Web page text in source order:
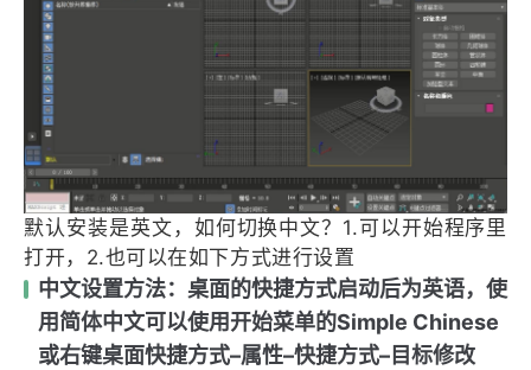
默认安装是英文，如何切换中文？1.可以开始程序里
打开，2.也可以在如下方式进行设置
中文设置方法：桌面的快捷方式启动后为英语，使
用简体中文可以使用开始菜单的Simple Chinese
或右键桌面快捷方式–属性–快捷方式–目标修改